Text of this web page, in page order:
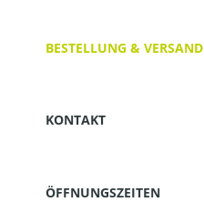
BESTELLUNG & VERSAND
KONTAKT
ÖFFNUNGSZEITEN